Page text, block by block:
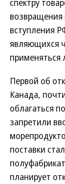
спектру
возвращения
вступления
являющихся
Первой об
Канада,
облагаться
запретили
поставки
планирует